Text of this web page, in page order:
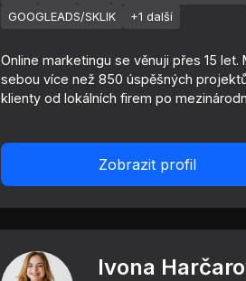
GOOGLEADS/SKLIK
+1 další
Online marketingu se věnuji přes 15 let.
sebou více než 850 úspěšných
klienty od lokálních firem po
Zobrazit profil
Ivona